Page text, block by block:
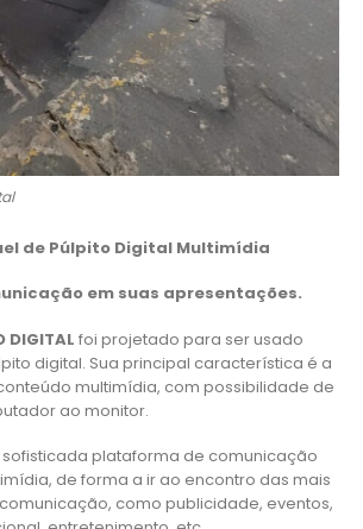
de Púlpito Digital Multimídia
em suas apresentações.
DIGITAL foi projetado para ser usado
digital. Sua principal característica é a
multimídia, com possibilidade de
ao monitor.
sofisticada plataforma de comunicação
de forma a ir ao encontro das mais
como publicidade, eventos,